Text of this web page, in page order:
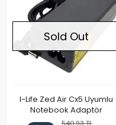
Sold Out
I-Life Zed Air Cx5 Uyumlu
Notebook Adaptör
540,93 TL